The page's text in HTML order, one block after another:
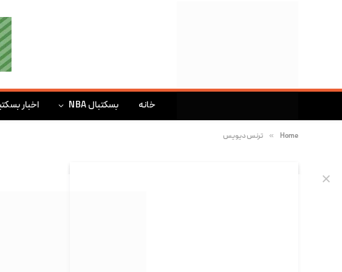
خانه بسکتبال NBA اخبار
Home
» ترنس دیویس